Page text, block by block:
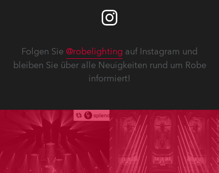
Folgen Sie @robelighting auf Instagram und
bleiben Sie über alle Neuigkeiten rund um Robe
informiert!